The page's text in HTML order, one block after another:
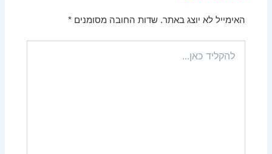
האימייל לא יוצג באתר. שדות החובה מסומנים*
כאן...